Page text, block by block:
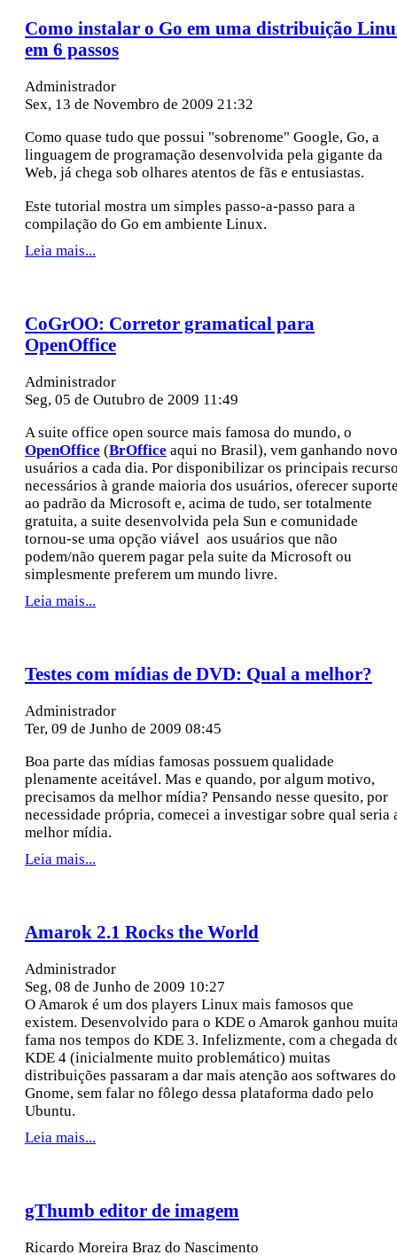
Como instalar o Go em uma distribuição
em 6 passos
Administrador
Sex, 13 de Novembro de 2009 21:32
Como quase tudo que possui "sobrenome" Google, Go, a
linguagem de programação desenvolvida pela gigante da
Web, já chega sob olhares atentos de fãs e entusiastas.
Este tutorial mostra um simples passo-a-passo para a
compilação do Go em ambiente Linux.
Leia mais...
CoGrOO: Corretor gramatical para
OpenOffice
Administrador
Seg, 05 de Outubro de 2009 11:49
A suite office open source mais famosa do mundo, o
OpenOffice (BrOffice aqui no Brasil), vem ganhando
usuários a cada dia. Por disponibilizar os principais
necessários à grande maioria dos usuários, oferecer
ao padrão da Microsoft e, acima de tudo, ser totalmente
gratuita, a suite desenvolvida pela Sun e comunidade
tornou-se uma opção viável aos usuários que não
podem/não querem pagar pela suite da Microsoft ou
simplesmente preferem um mundo livre.
Leia mais...
Testes com mídias de DVD: Qual a melhor?
Administrador
Ter, 09 de Junho de 2009 08:45
Boa parte das mídias famosas possuem qualidade
plenamente aceitável. Mas e quando, por algum motivo,
precisamos da melhor mídia? Pensando nesse quesito, por
necessidade própria, comecei a investigar sobre qual seria
melhor mídia.
Leia mais...
Amarok 2.1 Rocks the World
Administrador
Seg, 08 de Junho de 2009 10:27
O Amarok é um dos players Linux mais famosos que
existem. Desenvolvido para o KDE o Amarok ganhou
fama nos tempos do KDE 3. Infelizmente, com a chegada
KDE 4 (inicialmente muito problemático) muitas
distribuições passaram a dar mais atenção aos softwares do
Gnome, sem falar no fôlego dessa plataforma dado pelo
Ubuntu.
Leia mais...
gThumb editor de imagem
Ricardo Moreira Braz do Nascimento